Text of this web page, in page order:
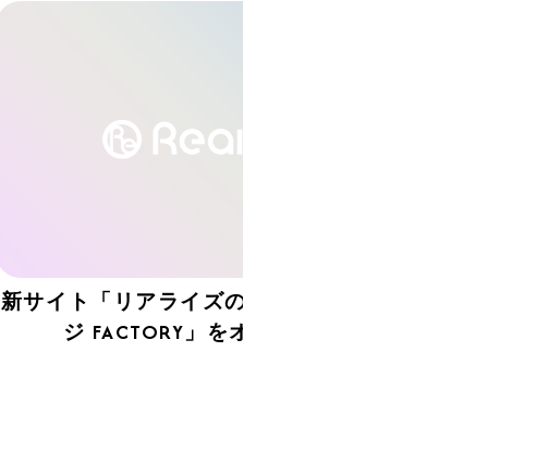
新サイト「リアライズのバッチリ缶バッ
ジ FACTORY」をオープン！